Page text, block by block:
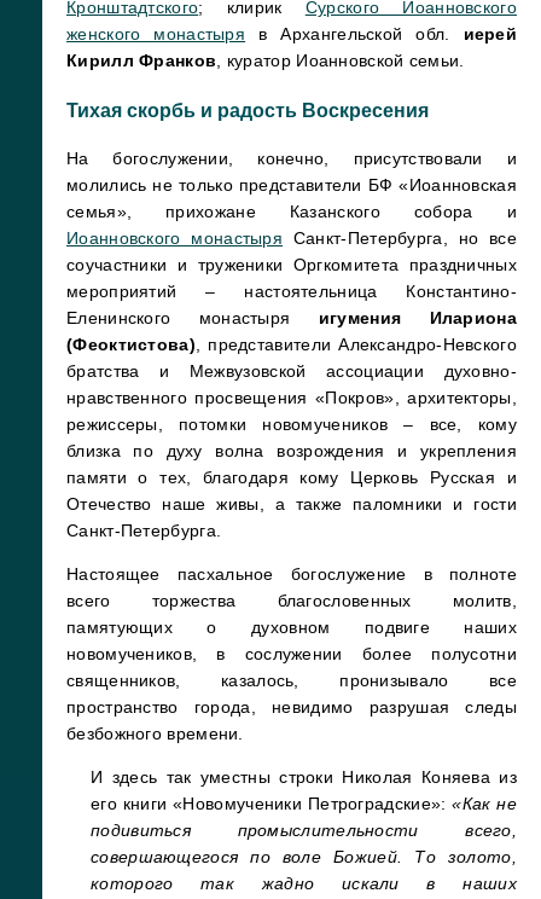
Кронштадтского; клирик Сурского Иоанновского
женского монастыря в Архангельской обл. иерей
Кирилл Франков, куратор Иоанновской семьи.
Тихая скорбь и радость Воскресения
На богослужении, конечно, присутствовали и
молились не только представители БФ «Иоанновская
семья», прихожане Казанского собора и
Иоанновского монастыря Санкт-Петербурга, но все
соучастники и труженики Оргкомитета праздничных
мероприятий – настоятельница Константино-
Еленинского монастыря игумения Илариона
(Феоктистова) , представители Александро-Невского
братства и Межвузовской ассоциации духовно-
нравственного просвещения «Покров», архитекторы,
режиссеры, потомки новомучеников – все, кому
близка по духу волна возрождения и укрепления
памяти о тех, благодаря кому Церковь Русская и
Отечество наше живы, а также паломники и гости
Санкт-Петербурга.
Настоящее пасхальное богослужение в полноте
всего торжества благословенных молитв,
памятующих о духовном подвиге наших
новомучеников, в сослужении более полусотни
священников, казалось, пронизывало все
пространство города, невидимо разрушая следы
безбожного времени.
И здесь так уместны строки Николая Коняева из
его книги «Новомученики Петроградские»:«Как не
подивиться промыслительности всего,
совершающегося по воле Божией. То золото,
которого так жадно искали в наших